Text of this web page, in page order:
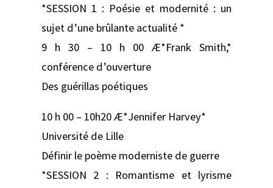
*SESSION 1 : Poésie et modernité : un
sujet d’une brûlante actualité *
9 h 30 – 10 h 00 Æ*Frank Smith,*
conférence d’ouverture
Des guérillas poétiques
10 h 00 – 10h20 Æ*Jennifer Harvey*
Université de Lille
Définir le poème moderniste de guerre
*SESSION 2 : Romantisme et lyrisme